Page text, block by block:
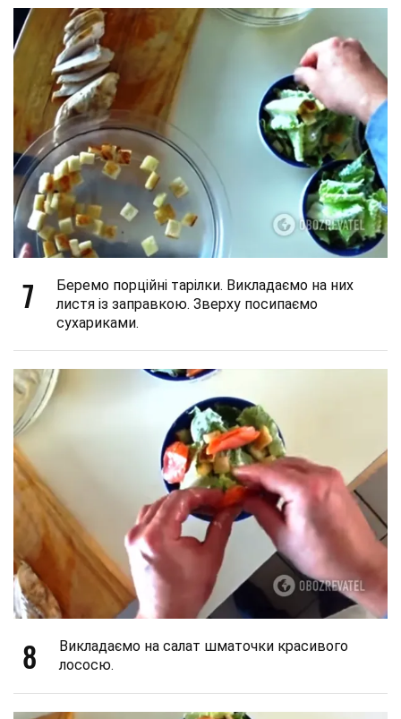
7
Беремо порційні тарілки. Викладаємо на них
листя із заправкою. Зверху посипаємо
сухариками.
8
Викладаємо на салат шматочки красивого
лососю.